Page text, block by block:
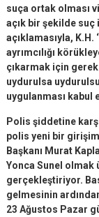
suça ortak olması
açık bir şekilde suç
açıklamasıyla,
ayrımcılığı
çıkarmak için
uydurulsa
uygulanması kabul
Polis şiddetine
polis yeni bir
Başkanı Murat
Yonca Sunel olmak
gerçekleştiriyor.
gelmesinin
23 Ağustos Pazar